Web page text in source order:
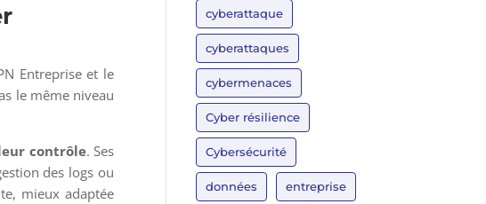
Entreprise et le
le même niveau
contrôle. Ses
des logs ou
mieux adaptée
cyberattaque
cyberattaques
cybermenaces
Cyber résilience
Cybersécurité
données entreprise